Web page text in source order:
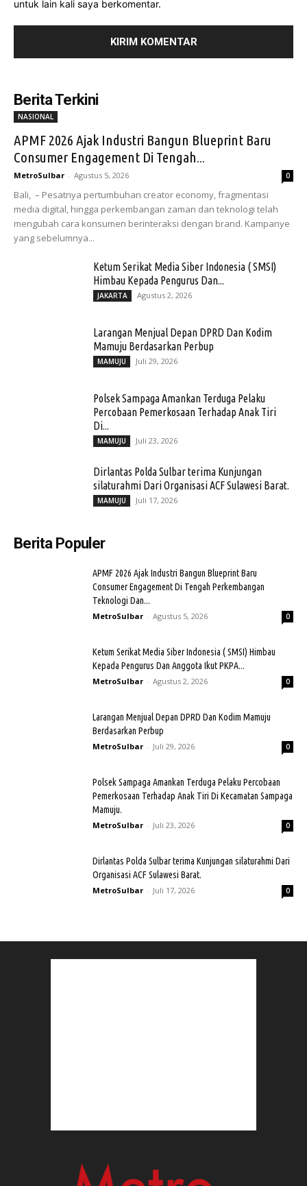
untuk lain kali saya berkomentar.
Berita Terkini
NASIONAL
APMF 2026 Ajak Industri Bangun Blueprint Baru
Consumer Engagement Di Tengah...
MetroSulbar - Agustus 5, 2026 0
Bali, – Pesatnya pertumbuhan creator economy, fragmentasi
media digital, hingga perkembangan zaman dan teknologi telah
mengubah cara konsumen berinteraksi dengan brand. Kampanye
yang sebelumnya...
Ketum Serikat Media Siber Indonesia ( SMSI)
Himbau Kepada Pengurus Dan...
JAKARTA Agustus 2, 2026
Larangan Menjual Depan DPRD Dan Kodim
Mamuju Berdasarkan Perbup
MAMUJU Juli 29, 2026
Polsek Sampaga Amankan Terduga Pelaku
Percobaan Pemerkosaan Terhadap Anak Tiri
Di...
MAMUJU Juli 23, 2026
Dirlantas Polda Sulbar terima Kunjungan
silaturahmi Dari Organisasi ACF Sulawesi Barat.
MAMUJU Juli 17, 2026
Berita Populer
APMF 2026 Ajak Industri Bangun Blueprint Baru
Consumer Engagement Di Tengah Perkembangan
Teknologi Dan...
MetroSulbar - Agustus 5, 2026 0
Ketum Serikat Media Siber Indonesia ( SMSI) Himbau
Kepada Pengurus Dan Anggota Ikut PKPA...
MetroSulbar - Agustus 2, 2026 0
Larangan Menjual Depan DPRD Dan Kodim Mamuju
Berdasarkan Perbup
MetroSulbar - Juli 29, 2026 0
Polsek Sampaga Amankan Terduga Pelaku Percobaan
Pemerkosaan Terhadap Anak Tiri Di Kecamatan Sampaga
Mamuju.
MetroSulbar - Juli 23, 2026 0
Dirlantas Polda Sulbar terima Kunjungan silaturahmi Dari
Organisasi ACF Sulawesi Barat.
MetroSulbar - Juli 17, 2026 0